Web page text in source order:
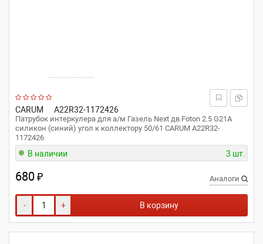
CARUM A22R32-1172426
Патрубок интеркулера для а/м Газель Next дв.Foton 2.5 G21A
силикон (синий) угол к коллектору 50/61 CARUM A22R32-
1172426
В наличии 3 шт.
680₽ Аналоги
- + В корзину